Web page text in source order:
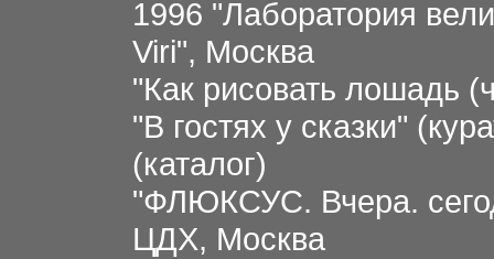
1996 "Лаборатория
Viri", Москва
"Как рисовать лошадь
"В гостях у сказки"
(каталог)
"ФЛЮКСУС. Вчера.
ЦДХ, Москва